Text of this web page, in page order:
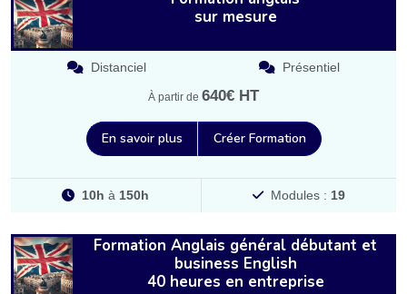
sur mesure
Distanciel Présentiel
À partir de 640€ HT
En savoir plus Créer Formation
10h à 150h Modules : 19
Formation Anglais général débutant et
business English
40 heures en entreprise